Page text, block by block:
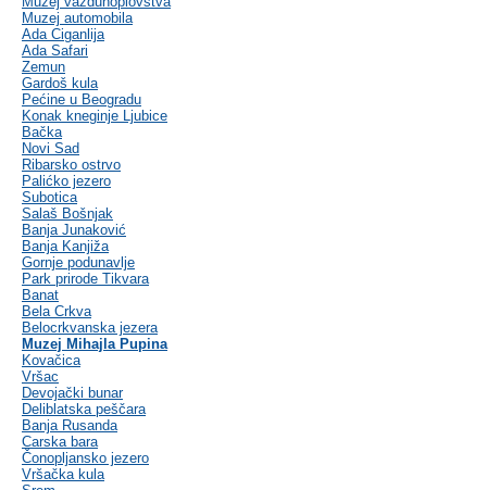
Muzej automobila
Ada Ciganlija
Ada Safari
Zemun
Gardoš kula
Pećine u Beogradu
Konak kneginje Ljubice
Bačka
Novi Sad
Ribarsko ostrvo
Palićko jezero
Subotica
Salaš Bošnjak
Banja Junaković
Banja Kanjiža
Gornje podunavlje
Park prirode Tikvara
Banat
Bela Crkva
Belocrkvanska jezera
Muzej Mihajla Pupina
Kovačica
Vršac
Devojački bunar
Deliblatska peščara
Banja Rusanda
Carska bara
Čonopljansko jezero
Vršačka kula